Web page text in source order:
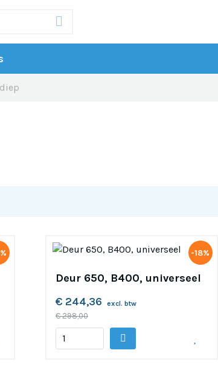
-18%
Deur 650, B400, universeel
€ 244,36
excl. btw
€ 298,00